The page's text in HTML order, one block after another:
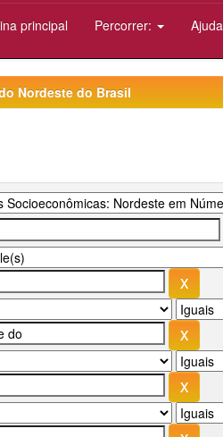
principal Percorrer: Ajuda
Nordeste do Brasil